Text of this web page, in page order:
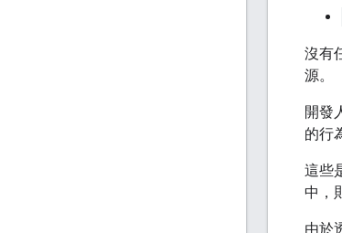
沒有
源。
開發
的行
這些
中，
由於